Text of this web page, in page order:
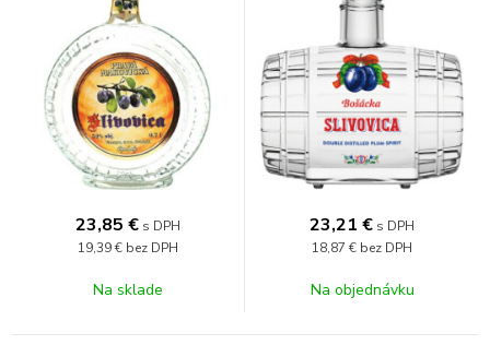
23,85 € s DPH
19,39 € bez DPH
Na sklade
23,21 € s DPH
18,87 € bez DPH
Na objednávku